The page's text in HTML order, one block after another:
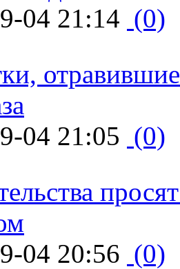
04 21:14 (0)
04 21:05 (0)
04 20:56 (0)